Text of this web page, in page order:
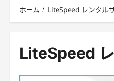
ホーム LiteSpeed レンタル
LiteSpeed